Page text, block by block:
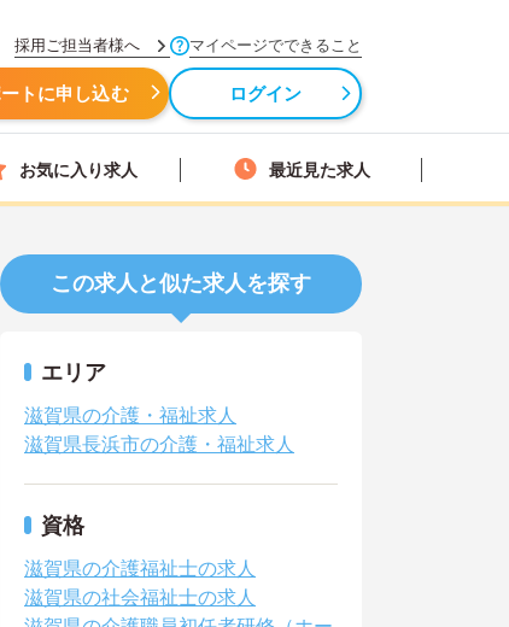
採用ご担当者様へ マイページでできること
トに申し込む ログイン
お気に入り求人 最近見た求人
この求人と似た求人を探す
エリア
滋賀県の介護・福祉求人
滋賀県長浜市の介護・福祉求人
資格
滋賀県の介護福祉士の求人
滋賀県の社会福祉士の求人